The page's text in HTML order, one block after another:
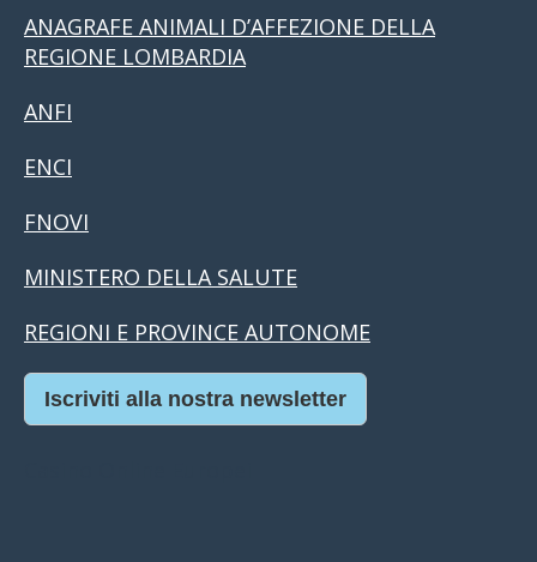
ANAGRAFE ANIMALI D’AFFEZIONE DELLA
REGIONE LOMBARDIA
ANFI
ENCI
FNOVI
MINISTERO DELLA SALUTE
REGIONI E PROVINCE AUTONOME
Iscriviti alla nostra newsletter